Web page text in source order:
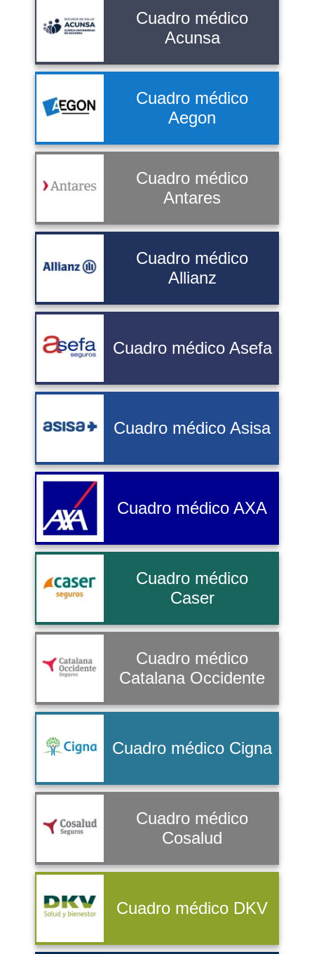
Cuadro médico
Acunsa
Cuadro médico
Aegon
Cuadro médico
Antares
Cuadro médico
Allianz
Cuadro médico Asefa
Cuadro médico Asisa
Cuadro médico AXA
Cuadro médico
Caser
Cuadro médico
Catalana Occidente
Cuadro médico Cigna
Cuadro médico
Cosalud
Cuadro médico DKV